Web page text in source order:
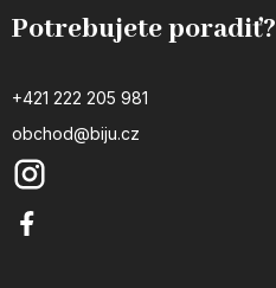
Potrebujete poradiť?
+421 222 205 981
obchod@biju.cz